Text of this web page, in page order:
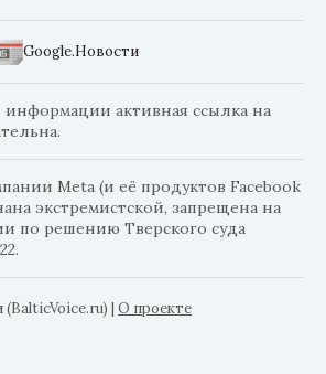
Google.Новости
активная ссылка на
Meta (и её продуктов Facebook
экстремистской, запрещена на
по решению Тверского суда
| О проекте